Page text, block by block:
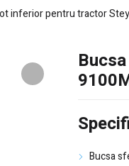
inferior pentru tractor
Bucsa